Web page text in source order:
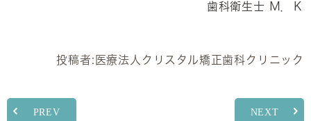
歯科衛生士 Ｍ．Ｋ
投稿者: 医療法人クリスタル矯正歯科クリニック
PREV NEXT